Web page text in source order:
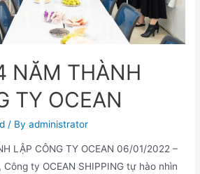
NĂM THÀNH
TY OCEAN
/ Byadministrator
LẬP CÔNG TY OCEAN 06/01/2022 –
ty OCEAN SHIPPING tự hào nhìn